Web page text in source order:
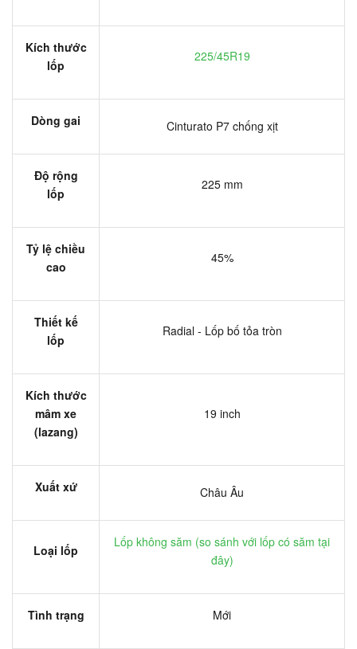
Kích thước
lốp
225/45R19
Dòng gai Cinturato P7 chống xịt
Độ rộng
lốp
225 mm
Tỷ lệ chiều
cao
45%
Thiết kế
lốp
Radial - Lốp bố tỏa tròn
Kích thước
mâm xe
(lazang)
19 inch
Xuất xứ Châu Âu
Loại lốp
Lốp không săm (so sánh với lốp có săm tại
đây)
Tình trạng Mới